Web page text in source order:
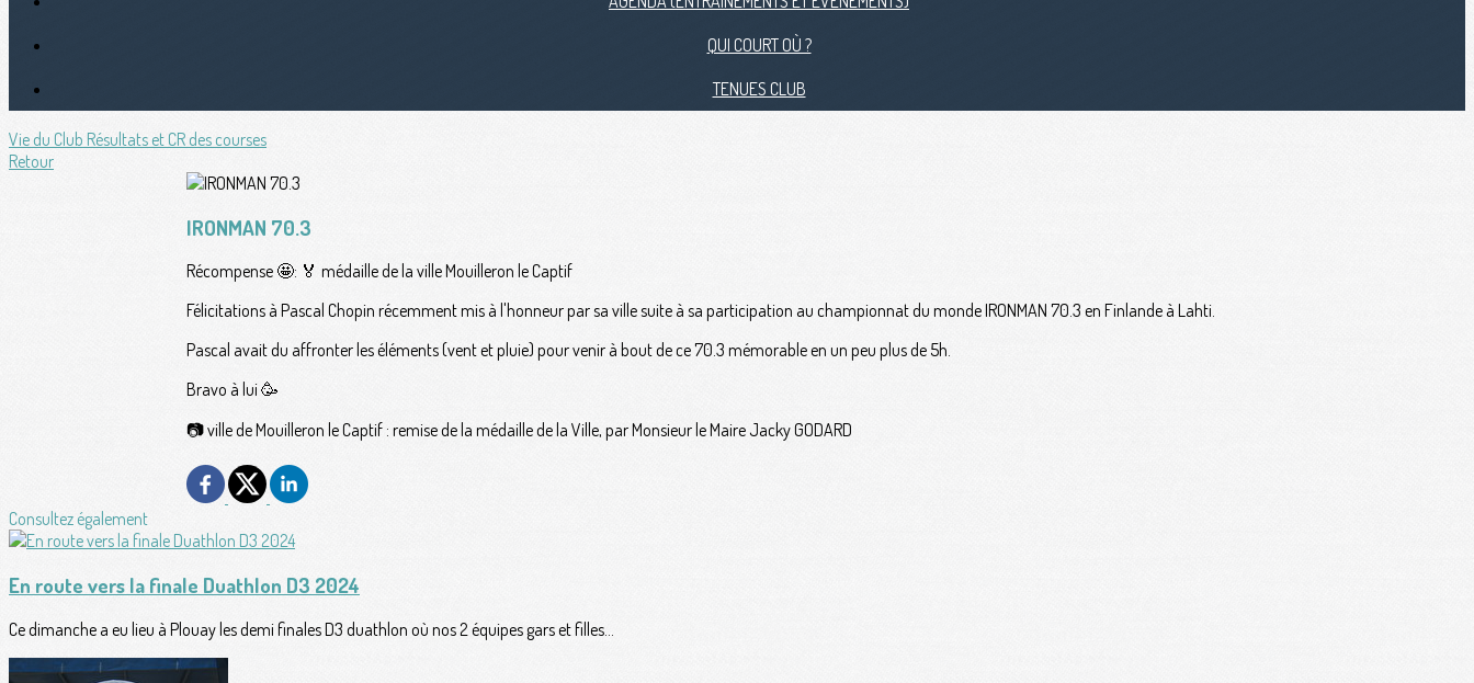
QUI COURT OÙ ?
TENUES CLUB
Vie du Club Résultats et CR des courses
Retour
IRONMAN 70.3
Récompense 🤩: 🏅 médaille de la ville Mouilleron le Captif
Félicitations à Pascal Chopin récemment mis à l'honneur par sa ville suite à sa participation au championnat du monde IRONMAN 70.3 en Finlande à Lahti.
Pascal avait du affronter les éléments (vent et pluie) pour venir à bout de ce 70.3 mémorable en un peu plus de 5h.
Bravo à lui 🥳
📷 ville de Mouilleron le Captif : remise de la médaille de la Ville, par Monsieur le Maire Jacky GODARD
Consultez également
En route vers la finale Duathlon D3 2024
Ce dimanche a eu lieu à Plouay les demi finales D3 duathlon où nos 2 équipes gars et filles...